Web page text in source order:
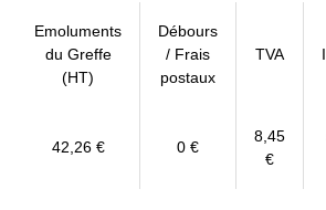
Emoluments
du Greffe
(HT)
Débours
/ Frais
postaux
TVA
42,26 € 0 €
8,45
€